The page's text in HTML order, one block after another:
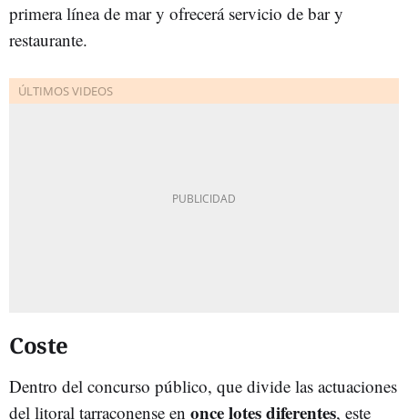
primera línea de mar y ofrecerá servicio de bar y
restaurante.
Coste
Dentro del concurso público, que divide las actuaciones
del litoral tarraconense en once lotes diferentes, este